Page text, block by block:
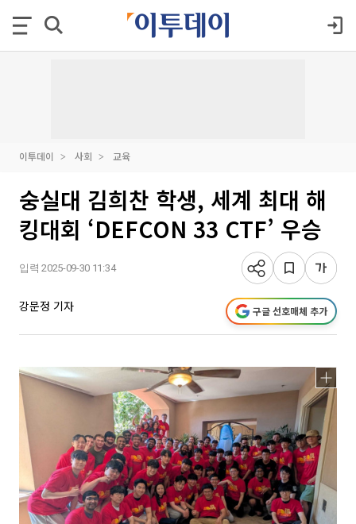
이투데이 사회 교육
숭실대 김희찬 학생, 세계 최대 해
킹대회 ‘DEFCON 33 CTF’ 우승
입력 2025-09-30 11:34
강문정 기자 구글 선호매체 추가